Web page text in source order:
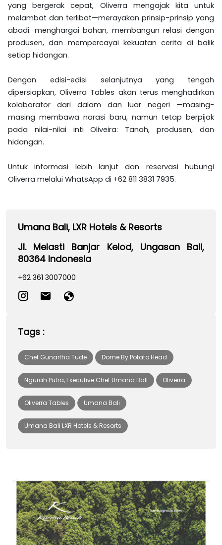
yang bergerak cepat, Oliverra mengajak kita untuk
melambat dan terlibat—merayakan prinsip-prinsip yang
abadi: menghargai bahan, membangun relasi dengan
produsen, dan mempercayai kekuatan cerita di balik
setiap hidangan.
Dengan edisi-edisi selanjutnya yang tengah
dipersiapkan, Oliverra Tables akan terus menghadirkan
kolaborator dari dalam dan luar negeri —masing-
masing membawa narasi baru, namun tetap berpijak
pada nilai-nilai inti Oliveira: Tanah, produsen, dan
hidangan.
Untuk informasi lebih lanjut dan reservasi hubungi
Oliverra melalui WhatsApp di +62 811 3831 7935.
Umana Bali, LXR Hotels & Resorts
Jl. Melasti Banjar Kelod, Ungasan Bali,
80364 Indonesia
+62 361 3007000
Tags :
Chef Gunartha Tude Dome By Potato Head
Ngurah Putra, Executive Chef Umana Bali Oliverra
Oliverra Tables Umana Bali
Umana Bali LXR Hotels & Resorts